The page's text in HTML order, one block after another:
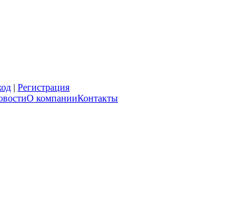
| Регистрация
О компанииКонтакты